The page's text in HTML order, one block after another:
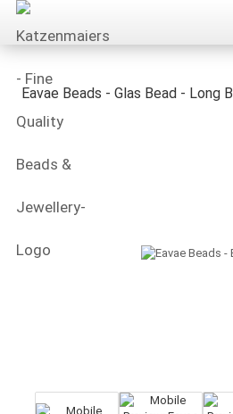
Eavae Beads - Glas Bead - Long